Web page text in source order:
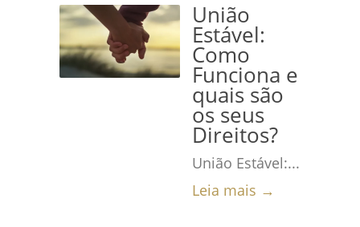
União
Estável:
Como
Funciona e
quais são
os seus
Direitos?
União Estável:...
Leia mais →